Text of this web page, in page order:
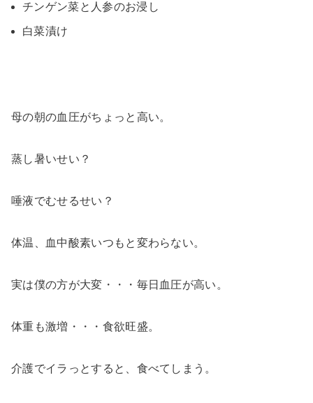
チンゲン菜と人参のお浸し
白菜漬け
母の朝の血圧がちょっと高い。
蒸し暑いせい？
唾液でむせるせい？
体温、血中酸素いつもと変わらない。
実は僕の方が大変・・・毎日血圧が高い。
体重も激増・・・食欲旺盛。
介護でイラっとすると、食べてしまう。